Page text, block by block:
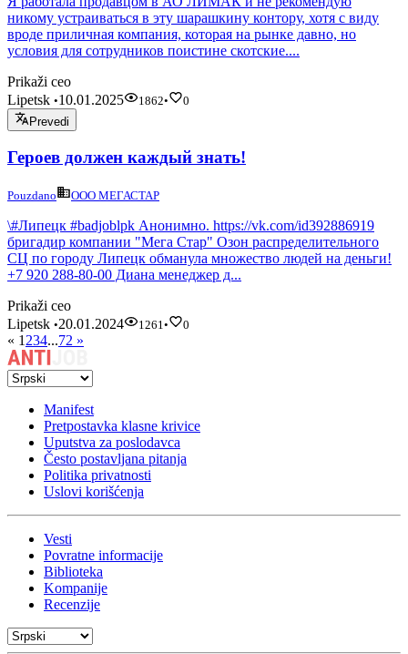
никому устраиваться в эту шарашкину контору, хотя с виду
вроде приличная компания, которая на рынке давно, но
условия для сотрудников поистине скотские....
Prikaži ceo
Lipetsk •10.01.2025 1862•
0
Prevedi
Героев должен каждый знать!
Pouzdano ООО МЕГАСТАР
\#Липецк #badjoblpk Анонимно. https://vk.com/id392886919
бригадир компании "Мега Стар" Озон распределительного
СЦ по городу Липецк обманула множество людей на деньги!
+7 920 288-80-00 Диана менеджер д...
Prikaži ceo
Lipetsk •20.01.2024 1261• 0
« 1 234...72 »
Manifest
Pretpostavka klasne krivice
Uputstva za poslodavca
Često postavljana pitanja
Politika privatnosti
Uslovi korišćenja
Vesti
Povratne informacije
Biblioteka
Kompanije
Recenzije